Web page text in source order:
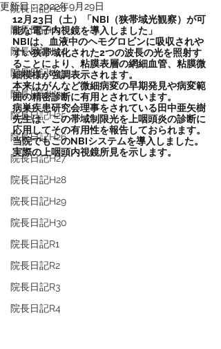
院長日記H20
院長日記H21
院長日記H22
院長日記H23
院長日記H24
院長日記H25
院長日記H26
院長日記H27
院長日記H28
院長日記H29
院長日記H30
院長日記R1
院長日記R2
院長日記R3
院長日記R4
更新日：2022年9月29日
12月23日（土）「NBI（狭帯域光観察）が可
能な電子内視鏡を導入しました」
NBIは、血液中のヘモグロビンに吸収されや
すい狭帯域化された2つの波長の光を照射す
ることにより、粘膜表層の網細血管、粘膜微
細模様が強調表示されます。
本来はがんなど微細病変の早期発見や病変範
囲の精密診断に有用とされています。
病巣疾患研究会理事をされている田中亜矢樹
先生は、この帯域制限光を上咽頭炎の診断に
応用してその有用性を報告しておられます。
当院でもこのNBIシステムを導入しました。
実際の上咽頭内視鏡所見を示します。